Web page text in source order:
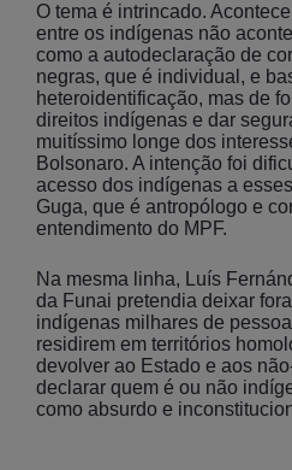
O tema é intrincado.
entre os indígenas não
como a autodeclaração de
negras, que é individual, e
heteroidentificação, mas de
direitos indígenas e dar
muitíssimo longe dos
Bolsonaro. A intenção foi
acesso dos indígenas a
Guga, que é antropólogo e
entendimento do MPF.
Na mesma linha, Luís
da Funai pretendia deixar
indígenas milhares de
residirem em territórios
devolver ao Estado e aos
declarar quem é ou não
como absurdo e